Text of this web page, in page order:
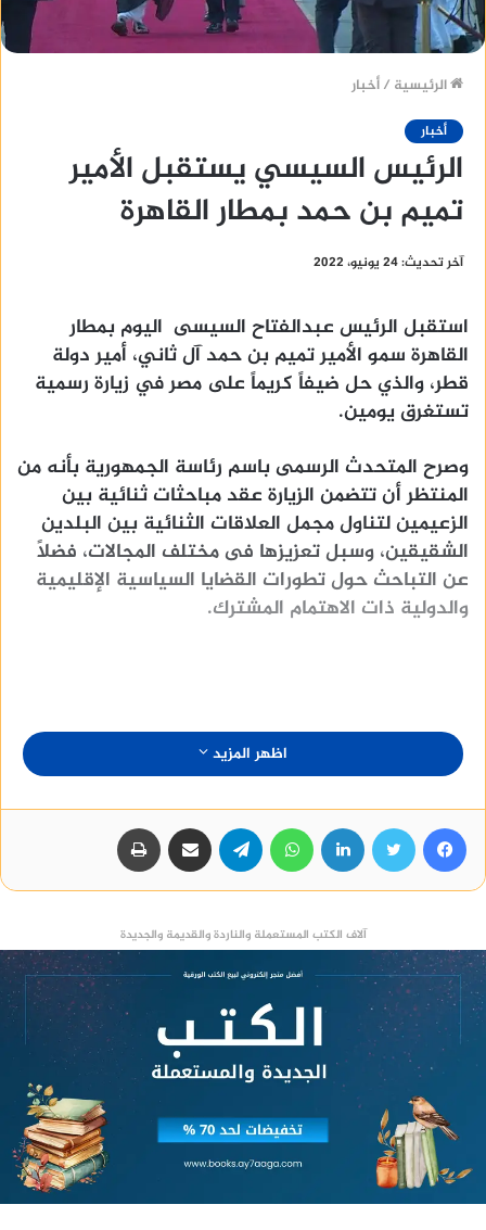
الرئيسية /أخبار
أخبار
الرئيس السيسي يستقبل الأمير
تميم بن حمد بمطار القاهرة
آخر تحديث: 24 يونيو، 2022
استقبل الرئيس عبدالفتاح السيسى اليوم بمطار
القاهرة سمو الأمير تميم بن حمد آل ثاني، أمير دولة
قطر، والذي حل ضيفاً كريماً على مصر في زيارة رسمية
تستغرق يومين.
وصرح المتحدث الرسمى باسم رئاسة الجمهورية بأنه من
المنتظر أن تتضمن الزيارة عقد مباحثات ثنائية بين
الزعيمين لتناول مجمل العلاقات الثنائية بين البلدين
الشقيقين، وسبل تعزيزها فى مختلف المجالات، فضلاً
عن التباحث حول تطورات القضايا السياسية الإقليمية
والدولية ذات الاهتمام المشترك.
اظهر المزيد
آلاف الكتب المستعملة والناردة والقديمة والجديدة